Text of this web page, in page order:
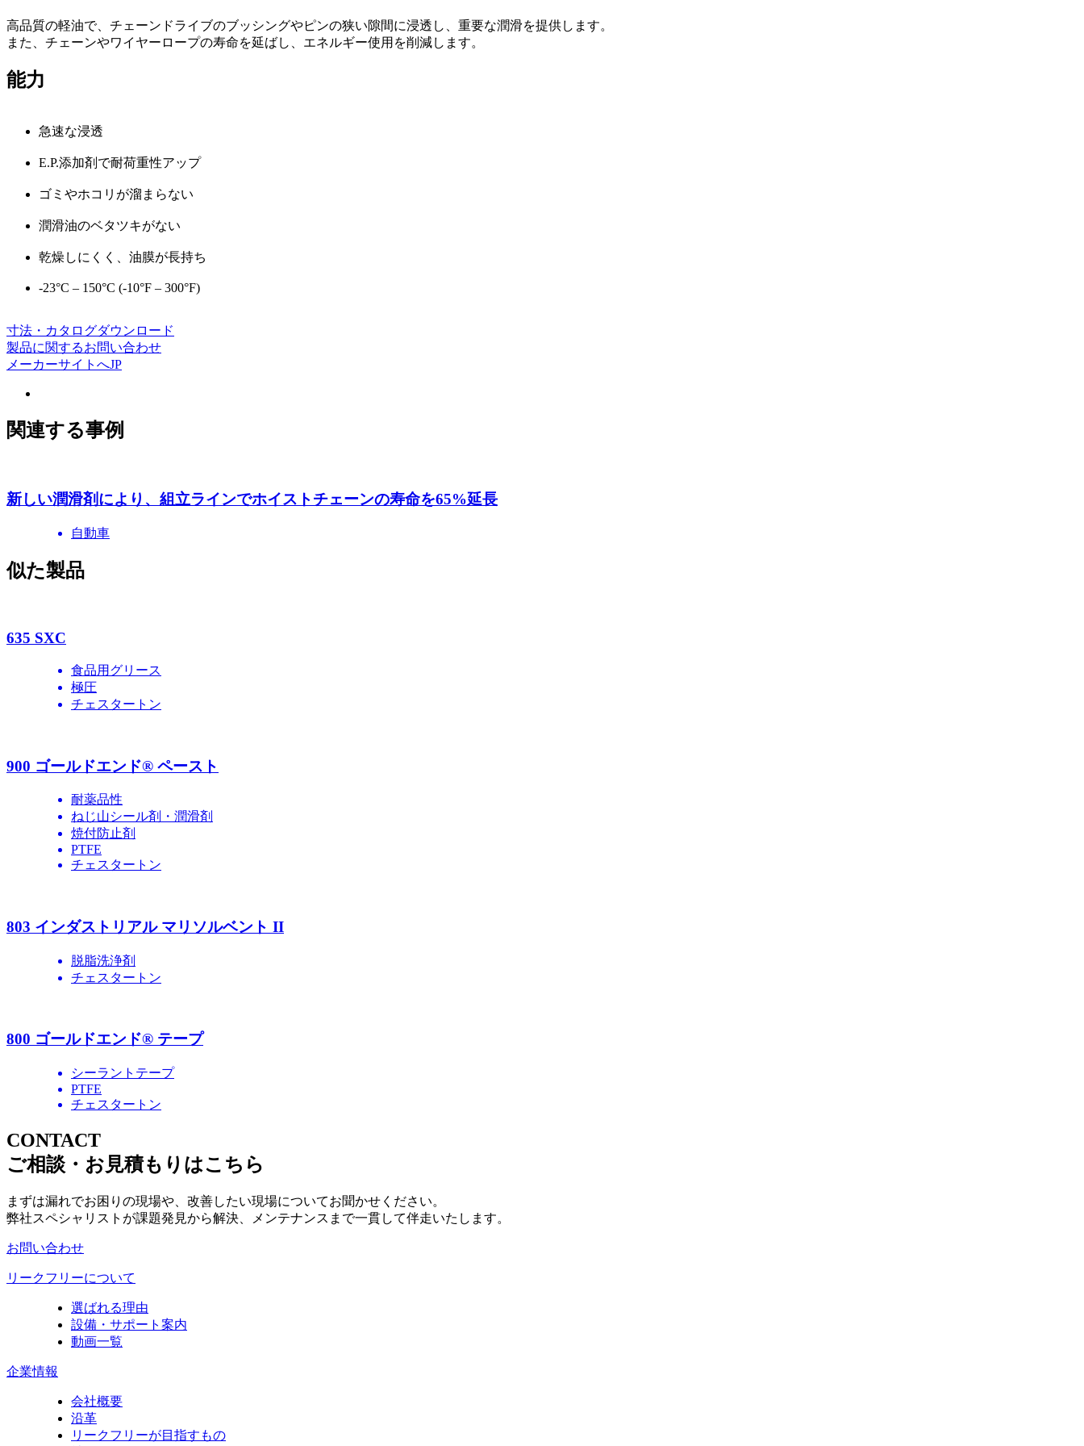
高品質の軽油で、チェーンドライブのブッシングやピンの狭い隙間に浸透し、重要な潤滑を提供します。
また、チェーンやワイヤーロープの寿命を延ばし、エネルギー使用を削減します。
能力
急速な浸透
E.P.添加剤で耐荷重性アップ
ゴミやホコリが溜まらない
潤滑油のベタツキがない
乾燥しにくく、油膜が長持ち
-23°C – 150°C (-10°F – 300°F)
寸法・カタログダウンロード
製品に関するお問い合わせ
メーカーサイトへJP
関連する事例
新しい潤滑剤により、組立ラインでホイストチェーンの寿命を65%延長
自動車
似た製品
635 SXC
食品用グリース
極圧
チェスタートン
900 ゴールドエンド® ペースト
耐薬品性
ねじ山シール剤・潤滑剤
焼付防止剤
PTFE
チェスタートン
803 インダストリアル マリソルベント II
脱脂洗浄剤
チェスタートン
800 ゴールドエンド® テープ
シーラントテープ
PTFE
チェスタートン
CONTACT
ご相談・お見積もりはこちら
まずは漏れでお困りの現場や、改善したい現場についてお聞かせください。
弊社スペシャリストが課題発見から解決、メンテナンスまで一貫して伴走いたします。
お問い合わせ
リークフリーについて
選ばれる理由
設備・サポート案内
動画一覧
企業情報
会社概要
沿革
リークフリーが目指すもの